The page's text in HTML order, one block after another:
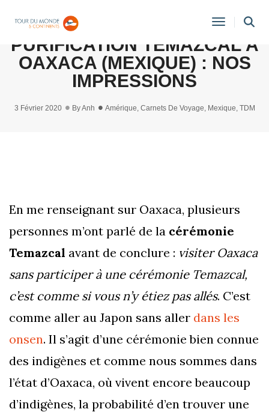
Toggle
CÉRÉMONIE DE
PURIFICATION TEMAZCAL À
OAXACA (MEXIQUE) : NOS
IMPRESSIONS
3 Février 2020 ByAnh Amérique, Carnets De Voyage, Mexique, TDM
En me renseignant sur Oaxaca, plusieurs
personnes m’ont parlé de la cérémonie
Temazcal avant de conclure : visiter Oaxaca
sans participer à une cérémonie Temazcal,
c’est comme si vous n’y étiez pas allés. C’est
comme aller au Japon sans aller dans les
onsen. Il s’agit d’une cérémonie bien connue
des indigènes et comme nous sommes dans
l’état d’Oaxaca, où vivent encore beaucoup
d’indigènes, la probabilité d’en trouver une